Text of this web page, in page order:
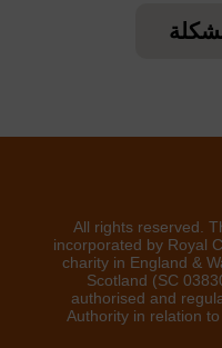
©2024. All rights
incorporated by Royal
charity in England &
Scotland (SC
authorised and
Authority in relation